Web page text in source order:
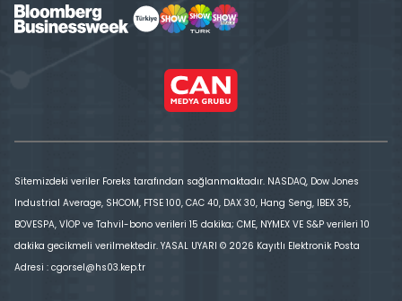
Sitemizdeki veriler Foreks tarafından sağlanmaktadır. NASDAQ, Dow Jones
Industrial Average, SHCOM, FTSE 100, CAC 40, DAX 30, Hang Seng, IBEX 35,
BOVESPA, VİOP ve Tahvil-bono verileri 15 dakika; CME, NYMEX VE S&P verileri 10
dakika gecikmeli verilmektedir. YASAL UYARI © 2026 Kayıtlı Elektronik Posta
Adresi : cgorsel@hs03.kep.tr